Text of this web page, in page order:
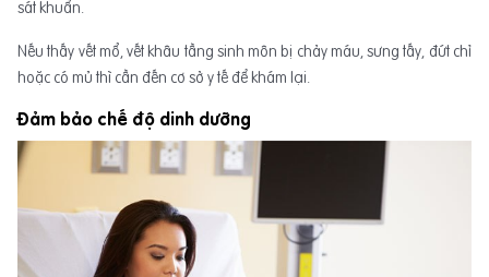
sát khuẩn.
Nếu thấy vết mổ, vết khâu tầng sinh môn bị chảy máu, sưng tấy, đứt chỉ
hoặc có mủ thì cần đến cơ sở y tế để khám lại.
Đảm bảo chế độ dinh dưỡng